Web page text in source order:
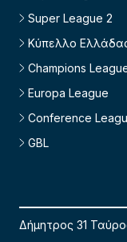
Super League 2
Κύπελλο
Champions
Europa League
Conference
GBL
Δήμητρος 31